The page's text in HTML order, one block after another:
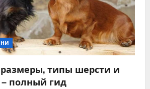
типы шерсти и
полный гид